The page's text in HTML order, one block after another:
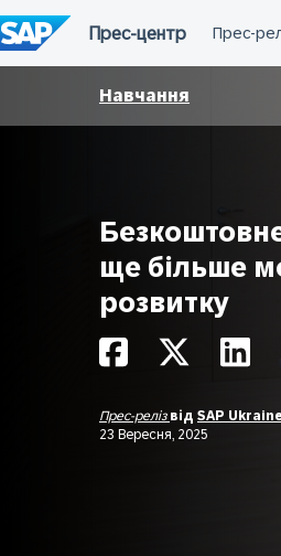
до
вмісту
Навчання
ще більше
розвитку
Прес-реліз від SAP Ukraine
23 Вересня, 2025